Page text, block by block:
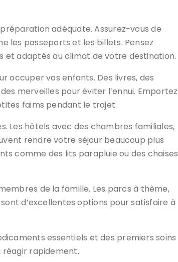
adéquate. Assurez-vous de
les passeports et les billets. Pensez
adaptés au climat de votre destination.
occuper vos enfants. Des livres, des
merveilles pour éviter l’ennui. Emportez
faims pendant le trajet.
Les hôtels avec des chambres familiales,
rendre votre séjour beaucoup plus
comme des lits parapluie ou des chaises
de la famille. Les parcs à thème,
d’excellentes options pour satisfaire à
essentiels et des premiers soins
réagir rapidement.